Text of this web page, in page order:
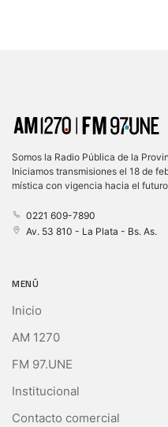
Somos la Radio Pública de la
Iniciamos transmisiones el 18 de
mística con vigencia hacia el
0221 609-7890
Av. 53 810 - La Plata - Bs. As.
MENÚ
Inicio
AM 1270
FM 97.UNE
Institucional
Contacto comercial